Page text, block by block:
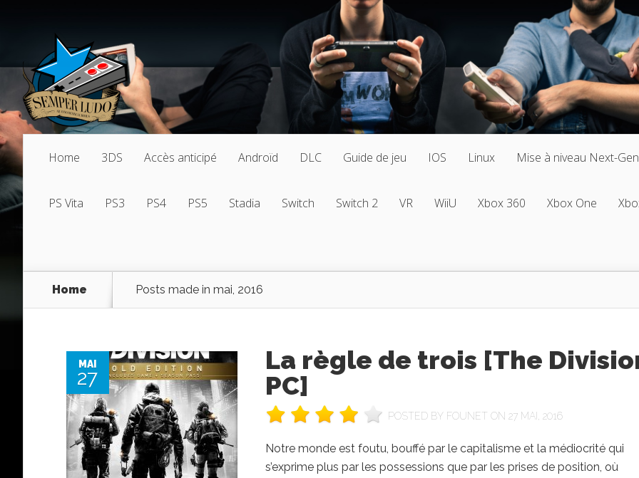
Home 3DS Accès anticipé Androïd DLC Guide de jeu IOS Linux Mise à niveau Next-Gen
PS Vita PS3 PS4 PS5 Stadia Switch Switch 2 VR WiiU Xbox 360 Xbox One
Home Posts made in mai, 2016
MAI
27
La règle de trois [The
PC]
POSTED BY FOUNET ON 27 MAI, 2016
Notre monde est foutu, bouffé par le capitalisme et la médiocrité qui
s’exprime plus par les possessions que par les prises de position, où